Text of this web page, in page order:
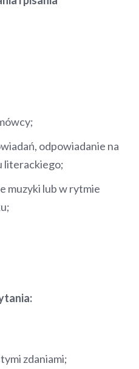
odpowiadanie na
literackiego;
muzyki lub w rytmie
zdaniami;